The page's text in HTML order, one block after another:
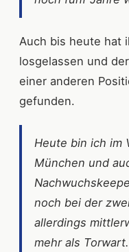
Auch bis heute hat
losgelassen und
einer anderen
gefunden.
Heute bin ich im
München und
noch bei der
allerdings
mehr als